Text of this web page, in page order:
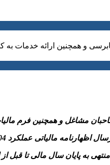
و همچنین ارائه خدمات به
عملکرد 1404 اشخاص حقوقی و پرداخت مالیات متعلق به سازمان امورمالیاتی